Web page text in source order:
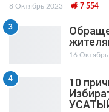
8 Октябрь 2023 7 554
3
16
4
10